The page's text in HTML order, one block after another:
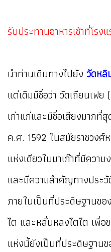
รับประทานอาหารเช้าที่โรง
นำท่านเดินทางไปยัง วัดหลิ
แต่เดิมมีชื่อว่า วัดเถียนเฟ
เก่าแก่และมีชื่อเสียงมากที่
ค.ศ. 1592 ในสมัยราชวงศ์
แห่งเดียวในมาเก๊าที่มีควา
และมีความสำคัญทางประ
ภายในเป็นที่ประดิษฐานขอ
ไต และหลั่นหลงไตไต เพื่
แห่งนี้ยังเป็นที่ประดิษฐาน